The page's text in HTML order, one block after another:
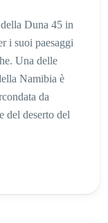
Duna 45 in
i suoi paesaggi
Una delle
Namibia è
da
del deserto del